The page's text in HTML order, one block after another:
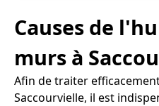
Causes de
murs à
Afin de traiter
Saccourvielle, il est